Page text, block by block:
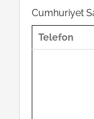
Cumhuriyet
Telefon